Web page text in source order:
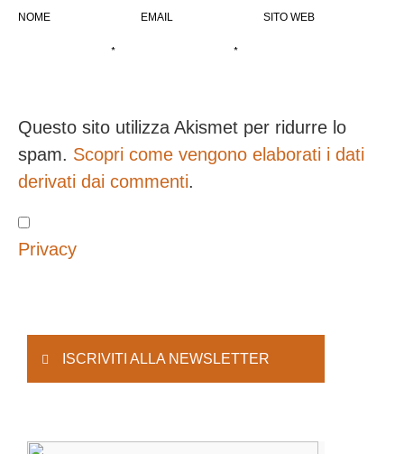
NOME
*
EMAIL
*
SITO WEB
Questo sito utilizza Akismet per ridurre lo
spam. Scopri come vengono elaborati i dati
derivati dai commenti.
Privacy
ISCRIVITI ALLA NEWSLETTER